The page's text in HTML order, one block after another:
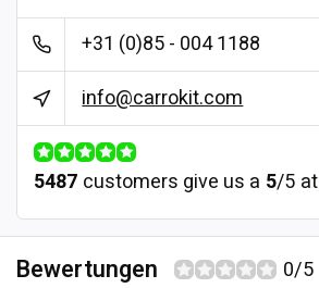
+31 (0)85 - 004 1188
info@carrokit.com
5487 customers give us a 5/5 at
Bewertungen 0/5